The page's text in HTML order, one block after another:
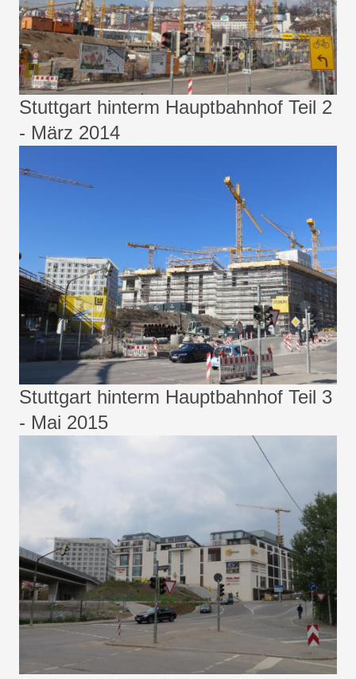
Stuttgart hinterm Hauptbahnhof Teil 2
- März 2014
Stuttgart hinterm Hauptbahnhof Teil 3
- Mai 2015